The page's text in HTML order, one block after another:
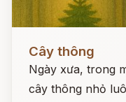
Cây thông
Ngày xưa, trong
cây thông nhỏ